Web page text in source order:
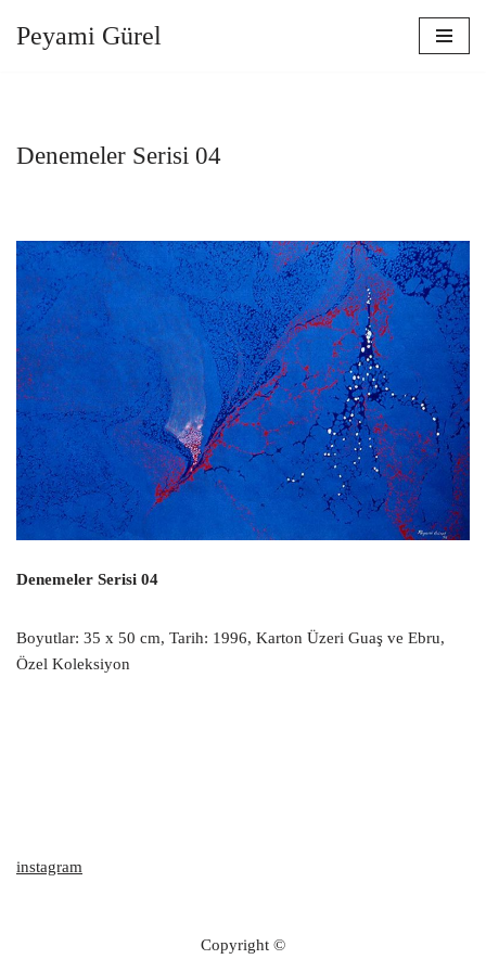
Peyami Gürel
Denemeler Serisi 04
Denemeler Serisi 04
Boyutlar: 35 x 50 cm, Tarih: 1996, Karton Üzeri Guaş ve Ebru,
Özel Koleksiyon
instagram
Copyright ©